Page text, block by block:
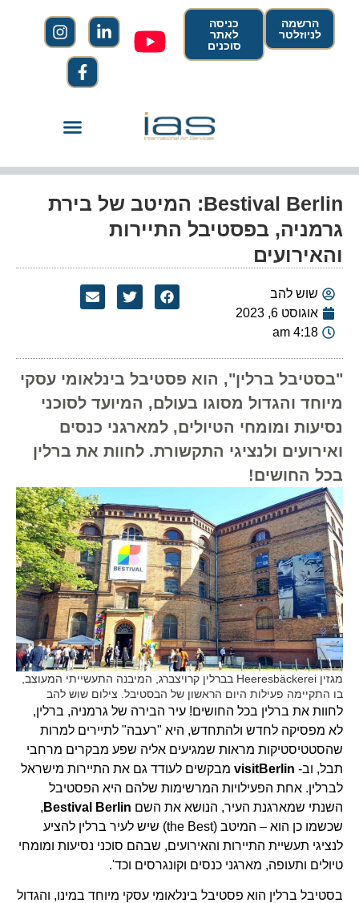
הרשמה
לניוזלטר
כניסה
לאתר
סוכנים
Bestival Berlin: המיטב של בירת
גרמניה, בפסטיבל התיירות
והאירועים
שוש להב
אוגוסט 6, 2023
4:18 am
"בסטיבל ברלין", הוא פסטיבל בינלאומי עסקי
מיוחד והגדול מסוגו בעולם, המיועד לסוכני
נסיעות ומומחי הטיולים, למארגני כנסים
ואירועים ולנציגי התקשורת. לחוות את ברלין
בכל החושים!
מגזין Heeresbäckerei בברלין קרויצברג, המיבנה התעשייתי המעוצב,
בו התקיימה פעילות היום הראשון של הבסטיבל. צילום שוש להב
לחוות את ברלין בכל החושים! עיר הבירה של גרמניה, ברלין,
לא מפסיקה לחדש ולהתחדש, היא "רעבה" לתיירים למרות
שהסטטיסטיקות מראות שמגיעים אליה שפע מבקרים מרחבי
תבל, וב-visitBerlinמבקשים לעודד גם את התיירות מישראל
לברלין. אחת הפעילויות המרשימות שלהם היא הפסטיבל
השנתי שמארגנת העיר, הנושא את השםBestival Berlin
,
שכשמו כן הוא – המיטב (the Best) שיש לעיר ברלין להציע
לנציגי תעשיית התיירות והאירועים, שבהם סוכני נסיעות ומומחי
טיולים ותעופה, מארגני כנסים וקונגרסים וכד'.
בסטיבל ברלין הוא פסטיבל בינלאומי עסקי מיוחד במינו, והגדול